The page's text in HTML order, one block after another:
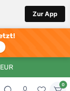
Zur App
0